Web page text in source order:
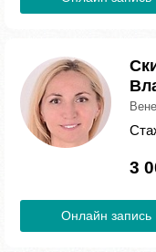
3
Онлайн запись